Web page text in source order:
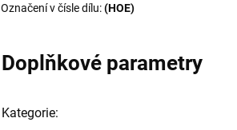
Označení v čísle dílu:(HOE)
Doplňkové parametry
Kategorie: